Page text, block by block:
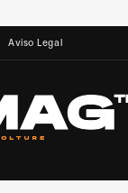
Aviso Legal